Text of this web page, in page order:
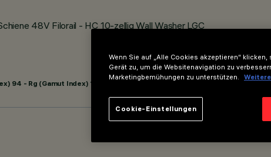
48V Filorail - HC 10-zellig Wall Washer LGC
94 - Rg (Gamut Index) 102
Wenn Sie auf „Alle Cookies akzeptieren“
Gerät zu, um die Websitenavigation zu
Marketingbemühungen zu unterstützen.
Cookie-Einstellungen